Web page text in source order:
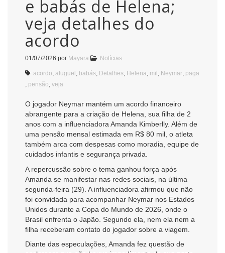
e babás de Helena;
veja detalhes do
acordo
01/07/2026 por Mayara Notícias
acordo, aluguel , babás, Detalhes, Helena, mil , Neymar, paga
, pensão, veja
O jogador Neymar mantém um acordo financeiro
abrangente para a criação de Helena, sua filha de 2
anos com a influenciadora Amanda Kimberlly. Além de
uma pensão mensal estimada em R$ 80 mil, o atleta
também arca com despesas como moradia, equipe de
cuidados infantis e segurança privada.
A repercussão sobre o tema ganhou força após
Amanda se manifestar nas redes sociais, na última
segunda-feira (29). A influenciadora afirmou que não
foi convidada para acompanhar Neymar nos Estados
Unidos durante a Copa do Mundo de 2026, onde o
Brasil enfrenta o Japão. Segundo ela, nem ela nem a
filha receberam contato do jogador sobre a viagem.
Diante das especulações, Amanda fez questão de